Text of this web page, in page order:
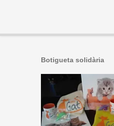
Botigueta solidària